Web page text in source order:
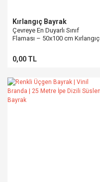
Kırlangıç Bayrak
Çevreye En Duyarlı Sınıf
Flaması – 50x100 cm Kırlangıç
0,00 TL